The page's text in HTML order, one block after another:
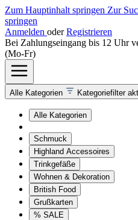
Zum Hauptinhalt springen Zur
springen
Anmelden oder Registrieren
Bei Zahlungseingang bis 12 Uhr
(Mo-Fr)
Alle Kategorien Kategoriefilter
Alle Kategorien
Schmuck
Highland Accessoires
Trinkgefäße
Wohnen & Dekoration
British Food
Grußkarten
% SALE